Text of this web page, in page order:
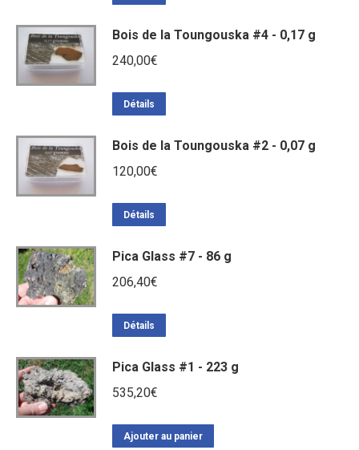
Bois de la Toungouska #4 - 0,17 g
240,00€
Détails
Bois de la Toungouska #2 - 0,07 g
120,00€
Détails
Pica Glass #7 - 86 g
206,40€
Détails
Pica Glass #1 - 223 g
535,20€
Ajouter au panier